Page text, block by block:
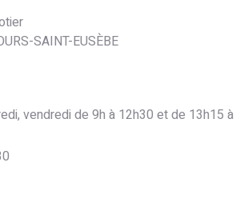
SAINT-EUSÈBE
vendredi de 9h à 12h30 et de 13h15 à